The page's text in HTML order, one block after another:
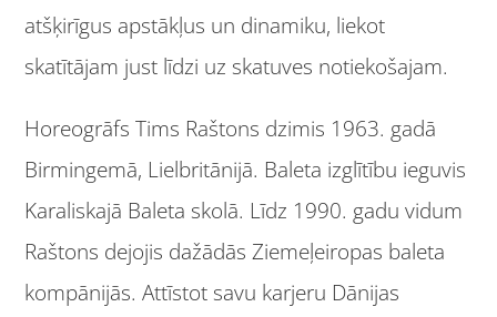
atšķirīgus apstākļus un dinamiku, liekot
skatītājam just līdzi uz skatuves notiekošajam.
Horeogrāfs Tims Raštons dzimis 1963. gadā
Birmingemā, Lielbritānijā. Baleta izglītību ieguvis
Karaliskajā Baleta skolā. Līdz 1990. gadu vidum
Raštons dejojis dažādās Ziemeļeiropas baleta
kompānijās. Attīstot savu karjeru Dānijas